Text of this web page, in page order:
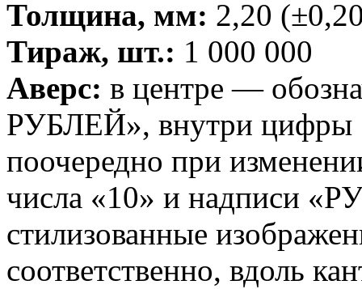
Толщина, мм: 2,20
Тираж, шт.: 1 000 000
Аверс: в центре —
РУБЛЕЙ», внутри
поочередно при
числа «10» и надписи
стилизованные
соответственно, вдоль